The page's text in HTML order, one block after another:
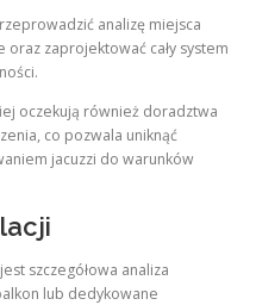
analizę miejsca
oraz zaprojektować cały system
oczekują również doradztwa
co pozwala uniknąć
jacuzzi do warunków
szczegółowa analiza
lub dedykowane